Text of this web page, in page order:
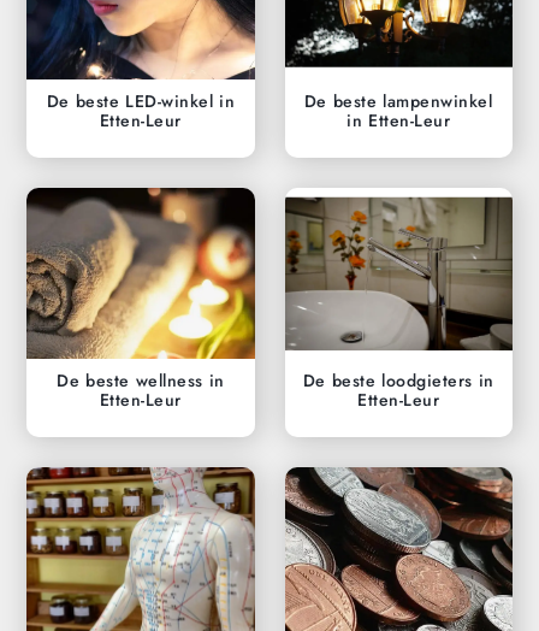
De beste LED-winkel in
Etten-Leur
De beste lampenwinkel
in Etten-Leur
De beste wellness in
Etten-Leur
De beste loodgieters in
Etten-Leur